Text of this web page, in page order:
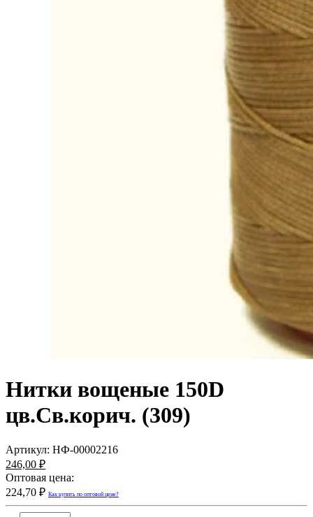
Нитки вощеные 150D
цв.Св.корич. (309)
Артикул: НФ-00002216
246,00 ₽
Оптовая цена:
224,70 ₽ Как купить по оптовой цене?